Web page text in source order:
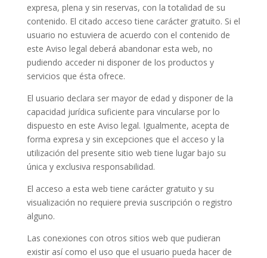
expresa, plena y sin reservas, con la totalidad de su
contenido. El citado acceso tiene carácter gratuito. Si el
usuario no estuviera de acuerdo con el contenido de
este Aviso legal deberá abandonar esta web, no
pudiendo acceder ni disponer de los productos y
servicios que ésta ofrece.
El usuario declara ser mayor de edad y disponer de la
capacidad jurídica suficiente para vincularse por lo
dispuesto en este Aviso legal. Igualmente, acepta de
forma expresa y sin excepciones que el acceso y la
utilización del presente sitio web tiene lugar bajo su
única y exclusiva responsabilidad.
El acceso a esta web tiene carácter gratuito y su
visualización no requiere previa suscripción o registro
alguno.
Las conexiones con otros sitios web que pudieran
existir así como el uso que el usuario pueda hacer de